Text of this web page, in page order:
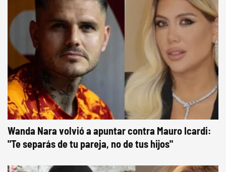
Wanda Nara volvió a apuntar contra Mauro Icardi:
"Te separás de tu pareja, no de tus hijos"